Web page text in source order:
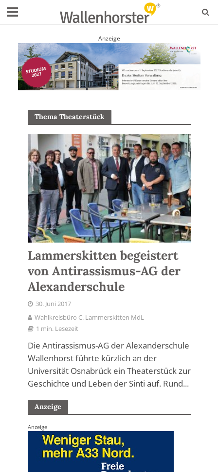
Anzeige
Thema Theaterstück
Lammerskitten begeistert
von Antirassismus-AG der
Alexanderschule
30. Juni 2017
Wahlkreisbüro C. Lammerskitten MdL
1 min. Lesezeit
Die Antirassismus-AG der Alexanderschule
Wallenhorst führte kürzlich an der
Universität Osnabrück ein Theaterstück zur
Geschichte und Leben der Sinti auf. Rund...
Anzeige
Anzeige